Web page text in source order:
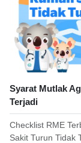
Syarat Mutlak
Terjadi
Checklist RME
Sakit Turun Tidak